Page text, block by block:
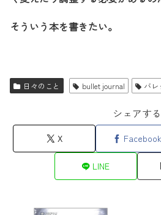
そういう本を書きたい。
日々のこと bullet journal バレ
シェアする
X Facebook
LINE